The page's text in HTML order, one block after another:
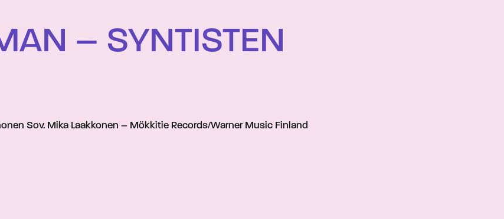
– SYNTISTEN
Sov. Mika Laakkonen – Mökkitie Records/Warner Music Finland